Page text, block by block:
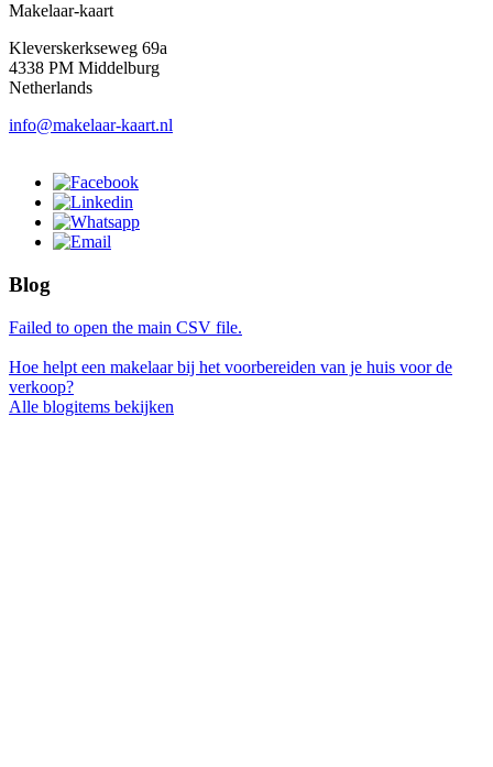
Makelaar-kaart
Kleverskerkseweg 69a
4338 PM Middelburg
Netherlands
info@makelaar-kaart.nl
Blog
Failed to open the main CSV file.
Hoe helpt een makelaar bij het voorbereiden van je huis voor de
verkoop?
Alle blogitems bekijken